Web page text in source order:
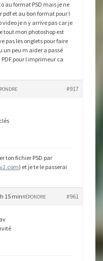
au format PSD mais je ne
et au bon format pour l
je n y arrive pas car je
tout mon photoshop est
pas les onglets pour faire
un peu m aider a passé
PDF pour l imprimeur ca
#917
ton fichier PSD par
) et je te le passerai
15 min #961
RÉPONDRE